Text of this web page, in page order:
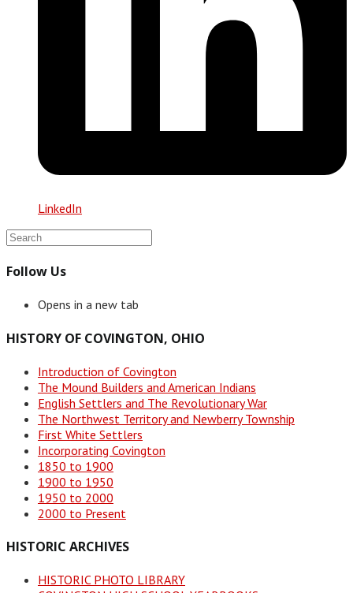
LinkedIn
Follow Us
Opens in a new tab
HISTORY OF COVINGTON, OHIO
Introduction of Covington
The Mound Builders and American Indians
English Settlers and The Revolutionary War
The Northwest Territory and Newberry Township
First White Settlers
Incorporating Covington
1850 to 1900
1900 to 1950
1950 to 2000
2000 to Present
HISTORIC ARCHIVES
HISTORIC PHOTO LIBRARY